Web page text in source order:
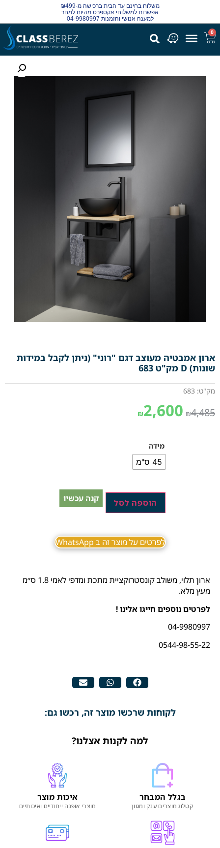
משלוח בחינם עד הבית ברכישה מ-₪499
אפשרות למשלוחי אקספרס מהיום למחר
למענה אנושי והזמנות 04-9980997
0
ארון אמבטיה מעוצב דגם "רוני" (ניתן לקבל במידות
שונות) D מק"ט 683
מק"ט: 683
₪4,485
₪2,600
מידה
45 ס"מ
קנה עכשיו הוספה לסל
לפרטים על מוצר זה ב WhatsApp
ארון תלוי, משולב קונסטרוקציית מתכת ומדפי לאמי 1.8 ס״מ
מעץ מלא.
לפרטים נוספים חייגו אלינו !
04-9980997
0544-98-55-22
לקוחות שרכשו מוצר זה, רכשו גם:
למה לקנות אצלנו?
בגלל המבחר
קטלוג מוצרים ענק ומגוון
איכות מוצר
מוצרי אופנה ייחודיים ואיכותיים